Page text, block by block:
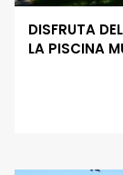
DISFRUTA
LA PISCINA